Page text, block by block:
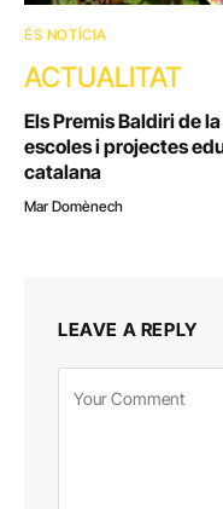
ÉS NOTÍCIA
ACTUALITAT
Els Premis Baldiri de
escoles i projectes
catalana
Mar Domènech
LEAVE A REPLY